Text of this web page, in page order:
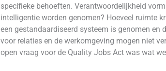
specifieke behoeften. Verantwoordelijkheid
intelligentie worden genomen? Hoeveel ruimte
een gestandaardiseerd systeem is genomen
voor relaties en de werkomgeving mogen niet
open vraag voor de Quality Jobs Act was wat